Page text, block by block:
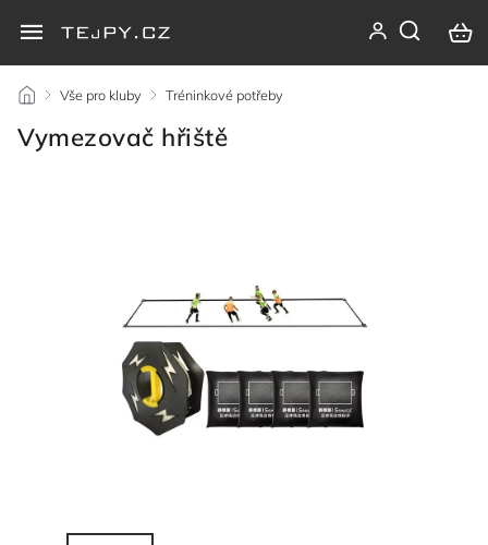
/ Vše pro kluby / Tréninkové potřeby
Vymezovač hřiště